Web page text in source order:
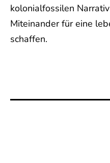
kolonialfossilen
Miteinander für eine
schaffen.